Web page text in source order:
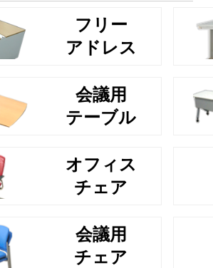
フリー
アドレス
会議用
テーブル
オフィス
チェア
会議用
チェア